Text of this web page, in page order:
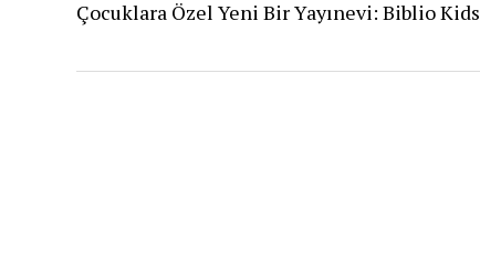
Çocuklara Özel Yeni Bir Yayınevi: Biblio Kids